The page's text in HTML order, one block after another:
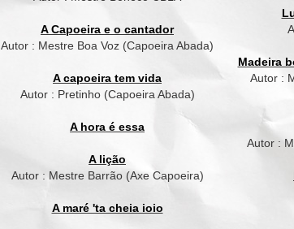
A Capoeira e o cantador
Autor : Mestre Boa Voz (Capoeira Abada)
A capoeira tem vida
Autor : Pretinho (Capoeira Abada)
A hora é essa
A lição
Autor : Mestre Barrão (Axe Capoeira)
A maré 'ta cheia ioio
Madeira
Autor :
Autor :
Pega o pinto que ele
O gavião é um
Quando chega no
Pega o pinto que
Até sabiá cantou
Bateu asas e voou
Foi morar no Abaeté
Até sabiá cantou